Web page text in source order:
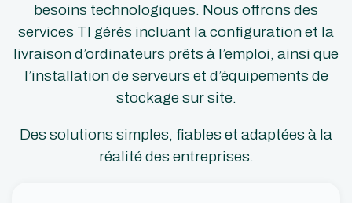
besoins technologiques. Nous offrons des
services TI gérés incluant la configuration et la
livraison d’ordinateurs prêts à l’emploi, ainsi que
l’installation de serveurs et d’équipements de
stockage sur site.
Des solutions simples, fiables et adaptées à la
réalité des entreprises.